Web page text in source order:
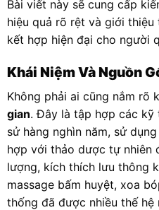
Bài viết này sẽ cung cấp
hiệu quả rõ rệt và giới
kết hợp hiện đại cho người
Khái Niệm Và Nguồn
Không phải ai cũng nắm rõ
gian. Đây là tập hợp các
sử hàng nghìn năm, sử
hợp với thảo dược tự nhiên
lượng, kích thích lưu thông
massage bấm huyệt, xoa
thống đã được nhiều thế